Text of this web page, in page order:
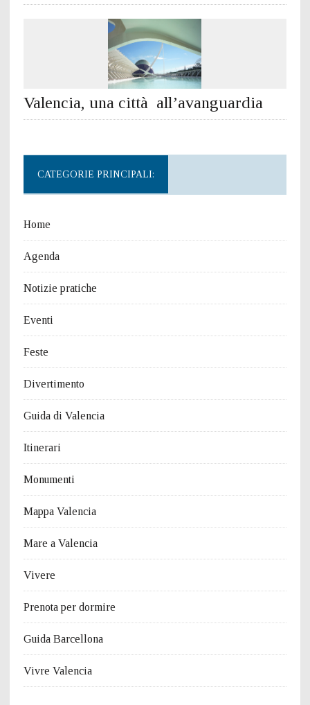
Valencia, una città all’avanguardia
CATEGORIE PRINCIPALI:
Home
Agenda
Notizie pratiche
Eventi
Feste
Divertimento
Guida di Valencia
Itinerari
Monumenti
Mappa Valencia
Mare a Valencia
Vivere
Prenota per dormire
Guida Barcellona
Vivre Valencia